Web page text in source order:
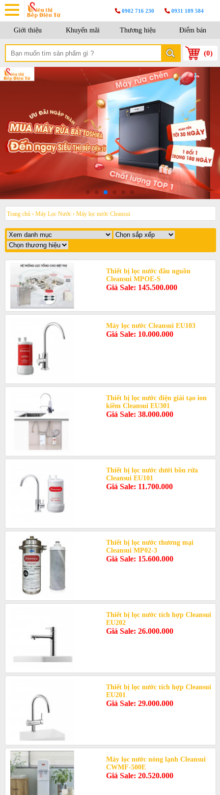
0902 716 230 0931 189 584
Giới thiệu Khuyến mãi Thương hiệu Điểm bán
(0)
Trang chủ › Máy Lọc Nước › Máy lọc nước Cleansui
Thiết bị lọc nước đầu nguồn
Cleansui MPOE-S
Giá Sale: 145.500.000
Máy lọc nước Cleansui EU103
Giá Sale: 10.000.000
Thiết bị lọc nước điện giải tạo ion
kiềm Cleansui EU301
Giá Sale: 38.000.000
Thiết bị lọc nước dưới bồn rửa
Cleansui EU101
Giá Sale: 11.700.000
Thiết bị lọc nước thương mại
Cleansui MP02-3
Giá Sale: 15.600.000
Thiết bị lọc nước tích hợp Cleansui
EU202
Giá Sale: 26.000.000
Thiết bị lọc nước tích hợp Cleansui
EU201
Giá Sale: 29.000.000
Máy lọc nước nóng lạnh Cleansui
CWMF-500E
Giá Sale: 20.520.000